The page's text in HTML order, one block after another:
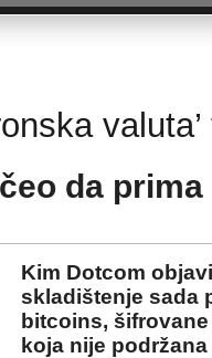
valuta’
da
Kim Dotcom
skladištenje sada
bitcoins,
koja nije